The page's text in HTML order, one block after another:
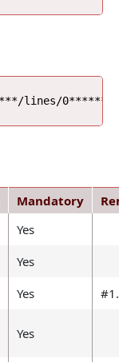
Mandatory
Yes
Yes
Yes
Yes